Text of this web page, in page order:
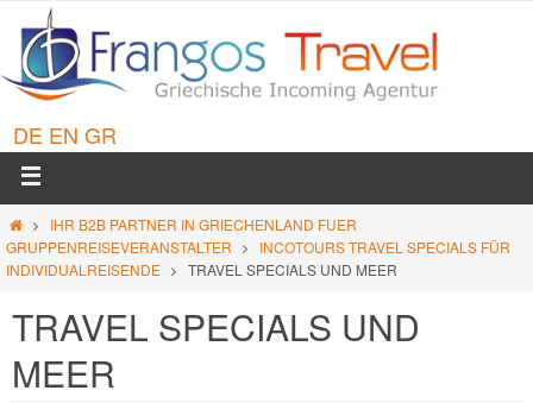
DE EN GR
IHR B2B PARTNER IN GRIECHENLAND FUER
GRUPPENREISEVERANSTALTER
INCOTOURS TRAVEL SPECIALS FÜR
INDIVIDUALREISENDE
TRAVEL SPECIALS UND MEER
TRAVEL SPECIALS UND
MEER